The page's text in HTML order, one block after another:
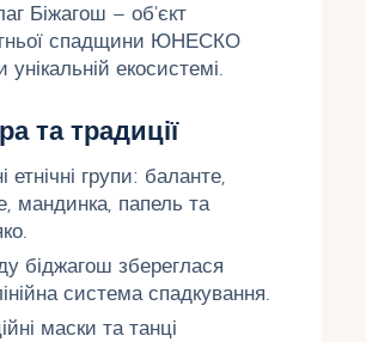
Біжагош – об'єкт
спадщини ЮНЕСКО
унікальній екосистемі.
та традиції
етнічні групи: баланте,
мандинка, папель та
біджагош збереглася
система спадкування.
маски та танці